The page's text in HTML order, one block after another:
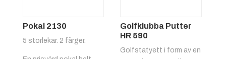
Pokal 2130
5 storlekar. 2 färger.
Golfklubba Putter
HR 590
Golfstatyett i form av en